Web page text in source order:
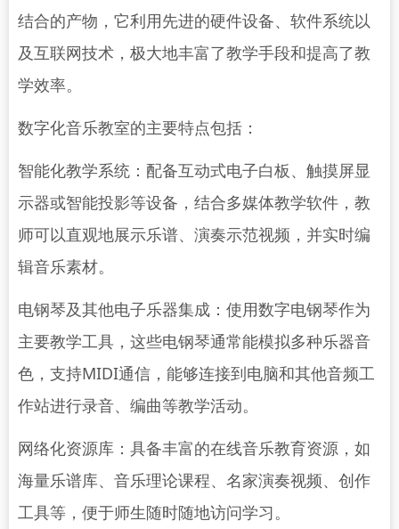
结合的产物，它利用先进的硬件设备、软件系统以
及互联网技术，极大地丰富了教学手段和提高了教
学效率。
数字化音乐教室的主要特点包括：
智能化教学系统：配备互动式电子白板、触摸屏显
示器或智能投影等设备，结合多媒体教学软件，教
师可以直观地展示乐谱、演奏示范视频，并实时编
辑音乐素材。
电钢琴及其他电子乐器集成：使用数字电钢琴作为
主要教学工具，这些电钢琴通常能模拟多种乐器音
色，支持MIDI通信，能够连接到电脑和其他音频工
作站进行录音、编曲等教学活动。
网络化资源库：具备丰富的在线音乐教育资源，如
海量乐谱库、音乐理论课程、名家演奏视频、创作
工具等，便于师生随时随地访问学习。